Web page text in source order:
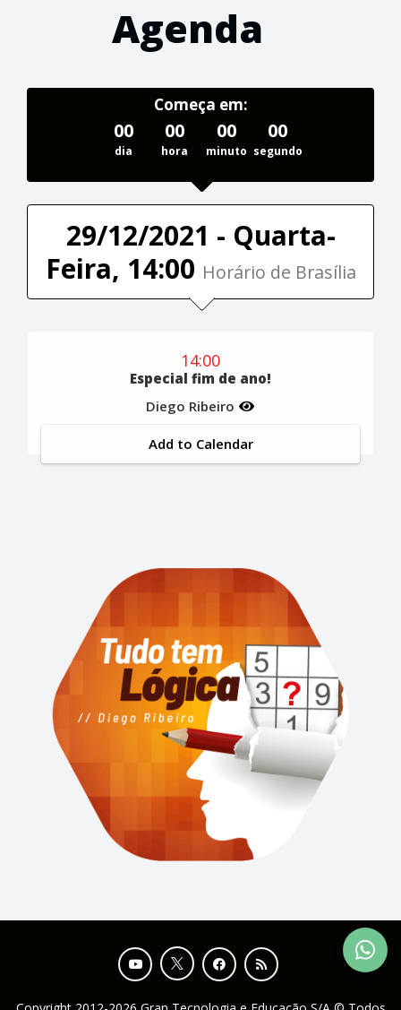
Agenda
Começa em:
00
dia
00
hora
00
minuto
00
segundo
29/12/2021 - Quarta-
Feira, 14:00 Horário de Brasília
14:00
Especial fim de ano!
Diego Ribeiro
Add to Calendar